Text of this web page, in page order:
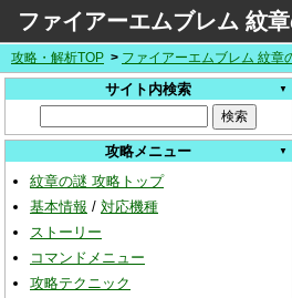
ファイアーエムブレム 紋
攻略・解析TOP ファイアーエムブレム 紋章
サイト内検索
攻略メニュー
紋章の謎 攻略トップ
基本情報 / 対応機種
ストーリー
コマンドメニュー
攻略テクニック